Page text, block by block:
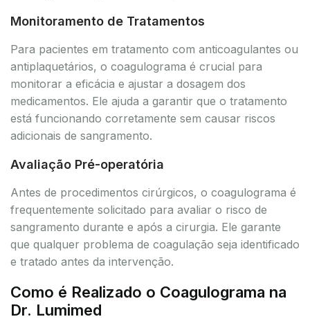
Monitoramento de Tratamentos
Para pacientes em tratamento com anticoagulantes ou
antiplaquetários, o coagulograma é crucial para
monitorar a eficácia e ajustar a dosagem dos
medicamentos. Ele ajuda a garantir que o tratamento
está funcionando corretamente sem causar riscos
adicionais de sangramento.
Avaliação Pré-operatória
Antes de procedimentos cirúrgicos, o coagulograma é
frequentemente solicitado para avaliar o risco de
sangramento durante e após a cirurgia. Ele garante
que qualquer problema de coagulação seja identificado
e tratado antes da intervenção.
Como é Realizado o Coagulograma na
Dr. Lumimed